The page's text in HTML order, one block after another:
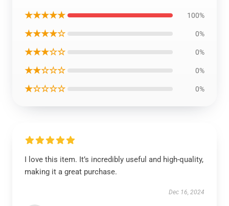
★★★★★ 100%
★★★★☆ 0%
★★★☆☆ 0%
★★☆☆☆ 0%
★☆☆☆☆ 0%
I love this item. It’s incredibly useful and high-quality,
making it a great purchase.
Dec 16, 2024